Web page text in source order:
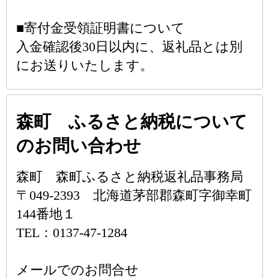
■寄付金受領証明書について
入金確認後30日以内に、返礼品とは別
にお送りいたします。
森町 ふるさと納税について
のお問い合わせ
森町 森町ふるさと納税返礼品事務局
〒049-2393 北海道茅部郡森町字御幸町
144番地１
TEL：0137-47-1284
メールでのお問合せ